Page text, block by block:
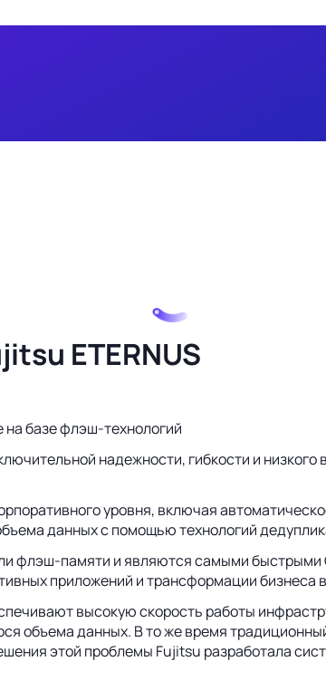
ETERNUS
базе флэш-технологий
надежности, гибкости и
уровня, включая
данных с помощью технологий
флэш-памяти и являются самыми
приложений и трансформации бизнеса
высокую скорость работы
объема данных. В то же время
этой проблемы Fujitsu разработала